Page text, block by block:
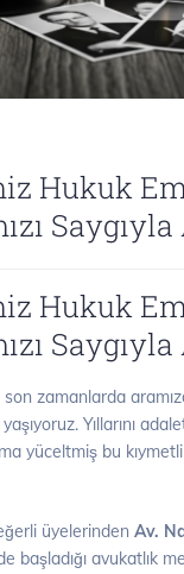
Hukuk
Hukuk
zamanlarda
yaşıyoruz. Yıllarını
yüceltmiş bu
üyelerinden Av.
başladığı avukatlık